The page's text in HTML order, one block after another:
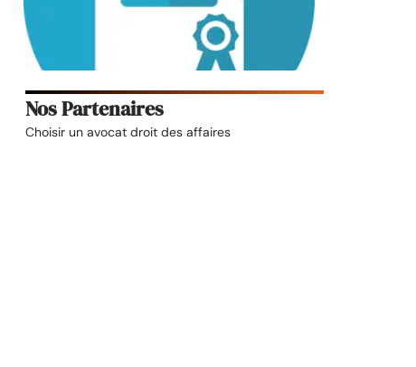
Nos Partenaires
Choisir un avocat droit des affaires